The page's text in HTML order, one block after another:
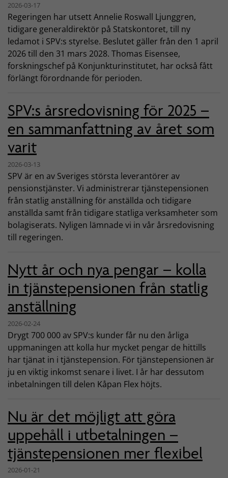
2026-03-17
Regeringen har utsett Annelie Roswall Ljunggren,
tidigare generaldirektör på Statskontoret, till ny
ledamot i SPV:s styrelse. Beslutet gäller från den 1 april
2026 till den 31 mars 2028. Thomas Eisensee,
forskningschef på Konjunkturinstitutet, har också fått
förlängt förordnande för perioden.
SPV:s årsredovisning för 2025 –
en sammanfattning av året som
varit
2026-03-13
SPV är en av Sveriges största leverantörer av
pensionstjänster. Vi administrerar tjänstepensionen
från statlig anställning för anställda och tidigare
anställda samt från tidigare statliga verksamheter som
bolagiserats. Nyligen lämnade vi in vår årsredovisning
till regeringen.
Nytt år och nya pengar – kolla
in tjänstepensionen från statlig
anställning
2026-02-24
Drygt 700 000 av SPV:s kunder får nu den årliga
uppmaningen att kolla hur mycket pengar de hittills
har tjänat in i tjänstepension. För tjänstepensionen är
ju en viktig inkomst senare i livet. I år har dessutom
inbetalningen till delen Kåpan Flex höjts.
Nu är det möjligt att göra
uppehåll i utbetalningen –
tjänstepensionen mer flexibel
2026-01-21